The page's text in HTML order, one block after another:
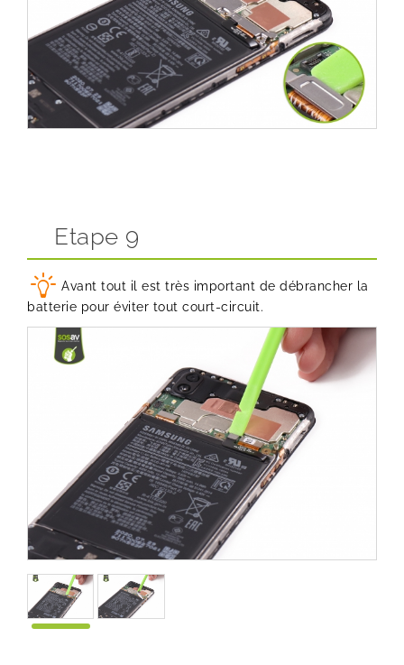
Etape 9
Avant tout il est très important de débrancher la
batterie pour éviter tout court-circuit.